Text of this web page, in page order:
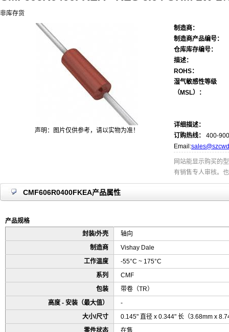
非库存货
声明：图片仅供参考，请以实物为准！
制造商：
制造商产品编号：
仓库库存编号：
描述：
ROHS：
湿气敏感性等级
（MSL）：
详细描述：
订购热线：
400-
Email:
网站能显示购买的
有销售专人审核。
CMF606R0400FKEA产品属性
产品规格
封装/外壳
轴向
制造商
Vishay Dale
工作温度
-55°C ~ 175°C
系列
CMF
包装
带卷（TR）
高度 - 安装（最大值）
-
大小/尺寸
0.145" 直径 x 0.344" 长（3.68mm x
零件状态
在售